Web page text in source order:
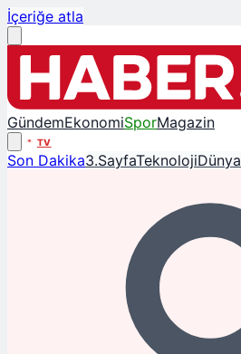
İçeriğe atla
GündemEkonomiSporMagazin
TV
Son Dakika3.SayfaTeknolojiDünya